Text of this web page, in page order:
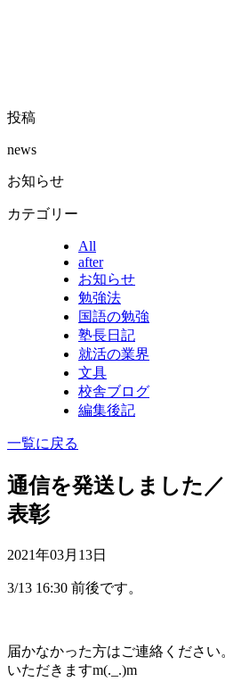
投稿
news
お知らせ
カテゴリー
All
after
お知らせ
勉強法
国語の勉強
塾長日記
就活の業界
文具
校舎ブログ
編集後記
一覧に戻る
通信を発送しました
表彰
2021年03月13日
3/13 16:30 前後です。
届かなかった方はご連絡ください
いただきますm(._.)m